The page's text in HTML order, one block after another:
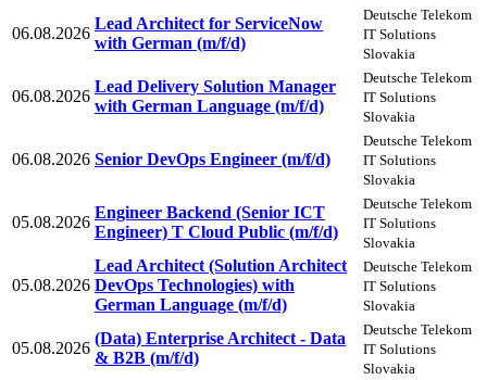
06.08.2026
Lead Architect for ServiceNow
with German (m/f/d)
Deutsche Telekom
IT Solutions
Slovakia
06.08.2026
Lead Delivery Solution Manager
with German Language (m/f/d)
Deutsche Telekom
IT Solutions
Slovakia
06.08.2026 Senior DevOps Engineer (m/f/d)
Deutsche Telekom
IT Solutions
Slovakia
05.08.2026
Engineer Backend (Senior ICT
Engineer) T Cloud Public (m/f/d)
Deutsche Telekom
IT Solutions
Slovakia
05.08.2026
Lead Architect (Solution Architect
DevOps Technologies) with
German Language (m/f/d)
Deutsche Telekom
IT Solutions
Slovakia
05.08.2026
(Data) Enterprise Architect - Data
& B2B (m/f/d)
Deutsche Telekom
IT Solutions
Slovakia